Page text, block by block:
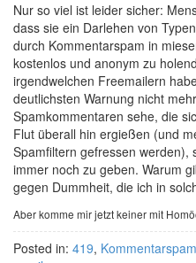
Nur so viel ist leider sicher:
dass sie ein Darlehen von
durch Kommentarspam in
kostenlos und anonym zu
irgendwelchen Freemailern
deutlichsten Warnung nicht
Spamkommentaren sehe, die
Flut überall hin ergießen (und
Spamfiltern gefressen werden),
immer noch zu geben. Warum
gegen Dummheit, die ich in
Aber komme mir jetzt keiner mit
Posted in: 419, Kommentarspam